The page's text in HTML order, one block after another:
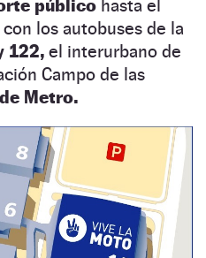
público hasta el
los autobuses de la
122, el interurbano de
Campo de las
Metro.